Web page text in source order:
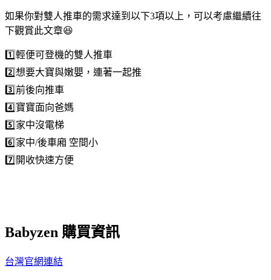
如果你對雙人推車的需求達到以下3項以上，可以考慮繼續往
下觀賞此文章😆
1️⃣輕便可登機的雙人推車
2️⃣想要大寶與嫩嬰，連著一起推
3️⃣前後向推車
4️⃣寶寶面向爸媽
5️⃣家中沒電梯
6️⃣家中/後車廂 空間小
7️⃣開收快速方便
Babyzen 購買資訊
台灣官網連結